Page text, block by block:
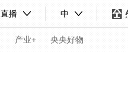
播 中
产业+ 央央好物